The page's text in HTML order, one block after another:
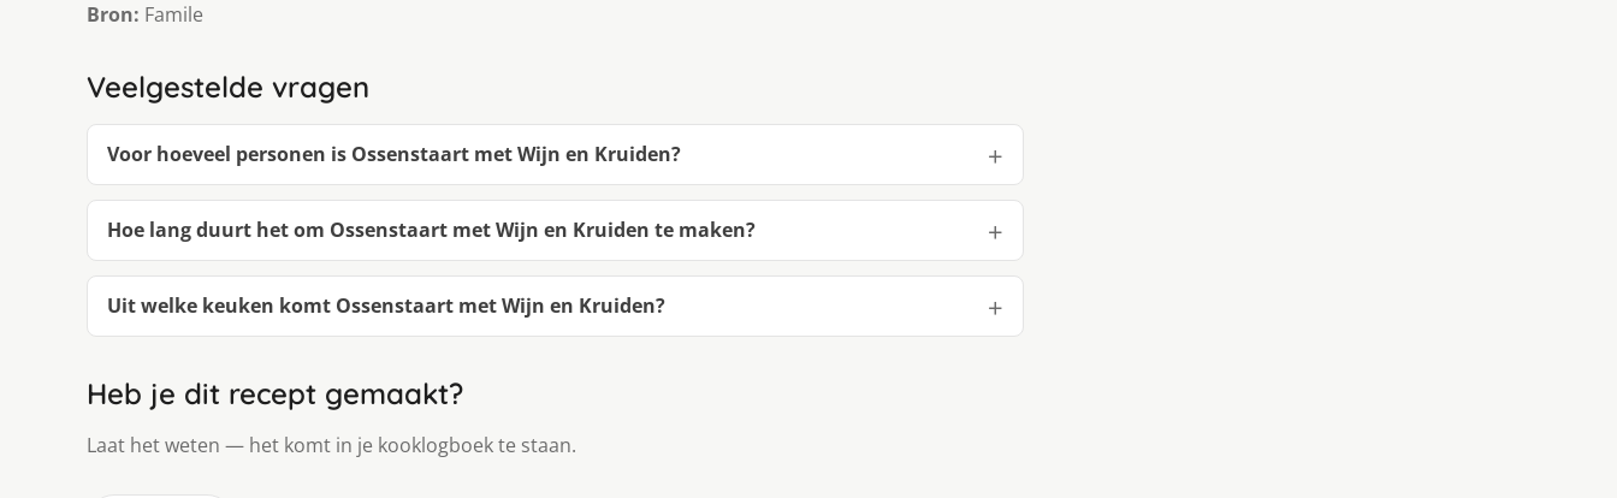
Bron: Famile
Veelgestelde vragen
Voor hoeveel personen is Ossenstaart met Wijn en Kruiden?
Hoe lang duurt het om Ossenstaart met Wijn en Kruiden te maken?
Uit welke keuken komt Ossenstaart met Wijn en Kruiden?
Heb je dit recept gemaakt?
Laat het weten — het komt in je kooklogboek te staan.